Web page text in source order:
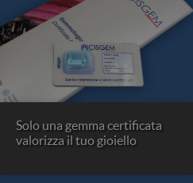
Solo una gemma certificata
valorizza il tuo gioiello